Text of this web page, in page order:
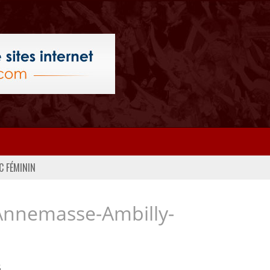
FÉMININ
Ambilly-